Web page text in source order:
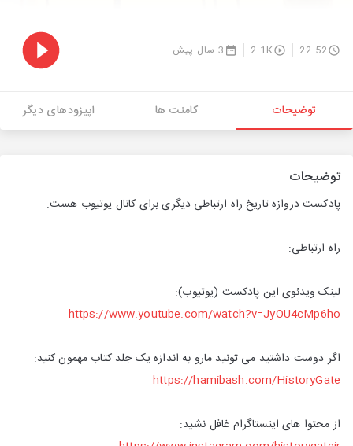
22:52
2.1K 3 سال پیش
توضیحات کامنت ها اپیزودهای دیگر
توضیحات
پادکست دروازه تاریخ راه ارتباطی دیگری برای کانال یوتیوب هست.
راه ارتباطی:
لینک ویدئوی این پادکست (یوتیوب):
https://www.youtube.com/watch?v=JyOU4cMp6ho
اگر دوست داشتید می تونید مارو به اندازه یک جلد کتاب مهمون کنید:
https://hamibash.com/HistoryGate
از محتوا های اینستاگرام غافل نشید: